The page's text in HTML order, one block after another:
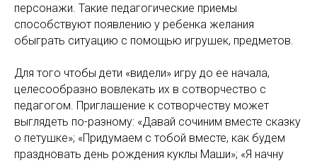
персонажи. Такие педагогические приемы
способствуют появлению у ребенка желания
обыграть ситуацию с помощью игрушек, предметов.
Для того чтобы дети «видели» игру до ее начала,
целесообразно вовлекать их в сотворчество с
педагогом. Приглашение к сотворчеству может
выглядеть по-разному: «Давай сочиним вместе сказку
о петушке»; «Придумаем с тобой вместе, как будем
праздновать день рождения куклы Маши»; «Я начну